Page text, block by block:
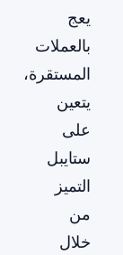
يعج
بالعملات
المستقرة،
يتعين
على
ستايبل
التميز
من
خلال